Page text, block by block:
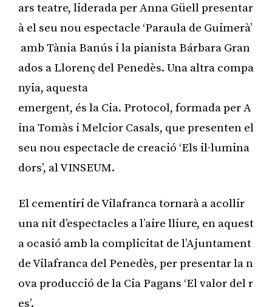
ars teatre, liderada per Anna Güell presentar
à el seu nou espectacle ‘Paraula de Guimerà’
amb Tània Banús i la pianista Bárbara Gran
ados a Llorenç del Penedès. Una altra compa
nyia, aquesta
emergent, és la Cia. Protocol, formada per A
ina Tomàs i Melcior Casals, que presenten el
seu nou espectacle de creació ‘Els il∙lumina
dors’, al VINSEUM.
El cementiri de Vilafranca tornarà a acollir
una nit d’espectacles a l’aire lliure, en aquest
a ocasió amb la complicitat de l’Ajuntament
de Vilafranca del Penedès, per presentar la n
ova producció de la Cia Pagans ‘El valor del r
es’.